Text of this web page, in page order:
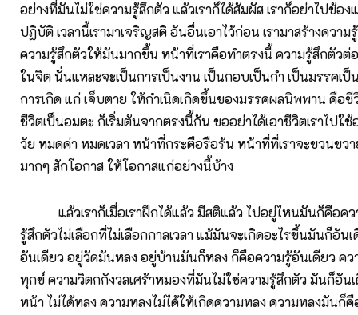
อย่างที่มันไม่ใช่ความรู้สึกตัว แล้วเราก็ได้สัมผัส เราก็อย่าไปข้องแ
ปฏิบัติ เวลานี้เรามาเจริญสติ อันอื่นเอาไว้ก่อน เรามาสร้างความ
ความรู้สึกตัวให้มันมากขึ้น หน้าที่เราคือทำตรงนี้ ความรู้สึกตัวต่
ในจิต นั่นแหละจะเป็นการเป็นงาน เป็นกอบเป็นกำ เป็นมรรคเป็
การเกิด แก่ เจ็บตาย ให้กำเนิดเกิดขึ้นของมรรคผลนิพพาน คือ
ชีวิตเป็นอมตะ ก็เริ่มต้นจากตรงนี้กัน ขออย่าได้เอาชีวิตเราไปใ
วัย หมดค่า หมดเวลา หน้าที่กระตือรือร้น หน้าที่ที่เราจะขวนขว
มากๆ สักโอกาส ให้โอกาสแก่อย่างนี้บ้าง
แล้วเราก็เมื่อเราฝึกได้แล้ว มีสติแล้ว ไปอยู่ไหนมันก็คือคว
รู้สึกตัวไม่เลือกที่ไม่เลือกกาลเวลา แม้มันจะเกิดอะไรขึ้นมันก็อัน
อันเดียว อยู่วัดมันหลง อยู่บ้านมันก็หลง ก็คือความรู้อันเดียว คว
ทุกข์ ความวิตกกังวลเศร้าหมองที่มันไม่ใช่ความรู้สึกตัว มันก็อัน
หน้า ไม่ได้หลง ความหลงไม่ได้ให้เกิดความหลง ความหลงมันก็คื